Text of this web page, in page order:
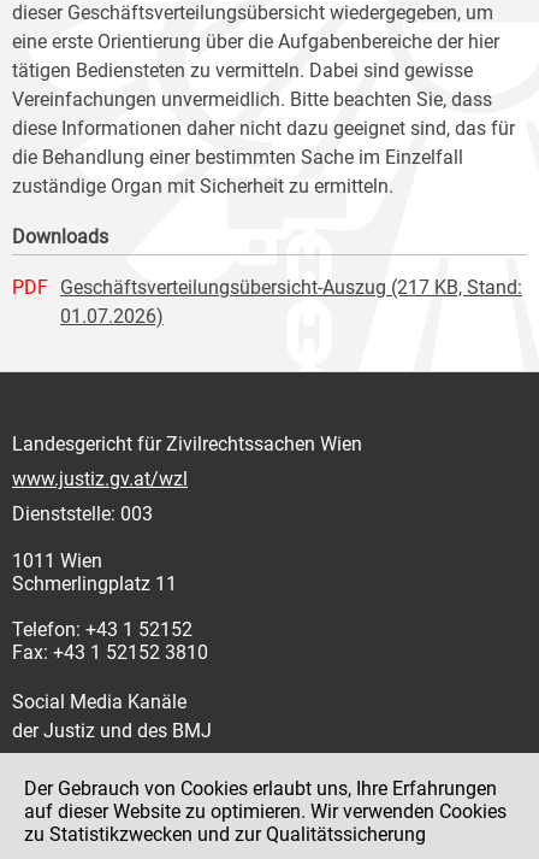
dieser Geschäftsverteilungsübersicht wiedergegeben, um
eine erste Orientierung über die Aufgabenbereiche der hier
tätigen Bediensteten zu vermitteln. Dabei sind gewisse
Vereinfachungen unvermeidlich. Bitte beachten Sie, dass
diese Informationen daher nicht dazu geeignet sind, das für
die Behandlung einer bestimmten Sache im Einzelfall
zuständige Organ mit Sicherheit zu ermitteln.
Downloads
PDF Geschäftsverteilungsübersicht-Auszug (217 KB, Stand:
01.07.2026)
Landesgericht für Zivilrechtssachen Wien
www.justiz.gv.at/wzl
Dienststelle: 003
1011 Wien
Schmerlingplatz 11
Telefon: +43 1 52152
Fax: +43 1 52152 3810
Social Media Kanäle
der Justiz und des BMJ
Impressum
Der Gebrauch von Cookies erlaubt uns, Ihre Erfahrungen
auf dieser Website zu optimieren. Wir verwenden Cookies
zu Statistikzwecken und zur Qualitätssicherung